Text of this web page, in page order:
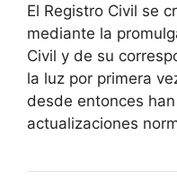
El Registro Civil se
mediante la
Civil y de su
la luz por primera
desde entonces
actualizaciones